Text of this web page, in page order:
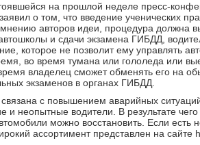
на прошлой неделе пресс-
о том, что введение ученических
авторов идеи, процедура должна
и сдачи экзамена ГИБДД,
которое не позволит ему управлять
во время тумана или гололеда или
владелец сможет обменять его на
экзаменов в органах ГИБДД.
с повышением аварийных
и неопытные водители. В результате
можно восстановить. Если есть
ассортимент представлен на